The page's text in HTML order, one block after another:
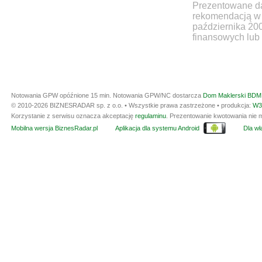
Prezentowane
rekomendacją
października
finansowych lub
Notowania GPW opóźnione 15 min. Notowania GPW/NC dostarcza Dom Maklerski
© 2010-2026 BIZNESRADAR sp. z o.o. • Wszystkie prawa zastrzeżone • produkcja:
Korzystanie z serwisu oznacza akceptację regulaminu . Prezentowanie kwotowania
Mobilna wersja BiznesRadar.pl
Aplikacja dla systemu Android Dla